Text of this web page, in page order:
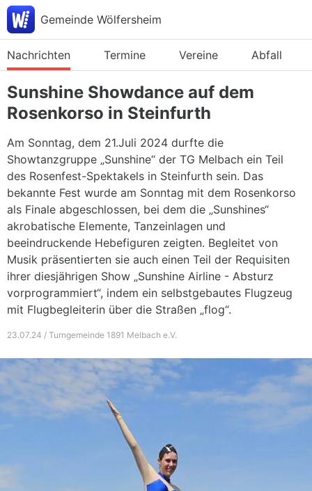
Gemeinde Wölfersheim
Nachrichten Termine Vereine Abfall
Sunshine Showdance auf dem
Rosenkorso in Steinfurth
Am Sonntag, dem 21.Juli 2024 durfte die
Showtanzgruppe „Sunshine“ der TG Melbach ein Teil
des Rosenfest-Spektakels in Steinfurth sein. Das
bekannte Fest wurde am Sonntag mit dem Rosenkorso
als Finale abgeschlossen, bei dem die „Sunshines“
akrobatische Elemente, Tanzeinlagen und
beeindruckende Hebefiguren zeigten. Begleitet von
Musik präsentierten sie auch einen Teil der Requisiten
ihrer diesjährigen Show „Sunshine Airline - Absturz
vorprogrammiert“, indem ein selbstgebautes Flugzeug
mit Flugbegleiterin über die Straßen „flog“.
23.07.24 / Turngemeinde 1891 Melbach e.V.